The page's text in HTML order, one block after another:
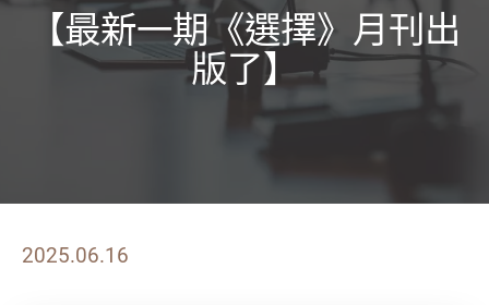
【最新一期《選擇》月刊出
版了】
2025.06.16